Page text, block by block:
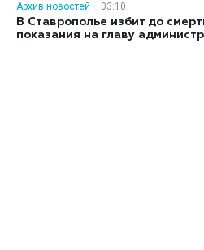
Архив новостей
03:10
В Ставрополье избит до
показания на главу